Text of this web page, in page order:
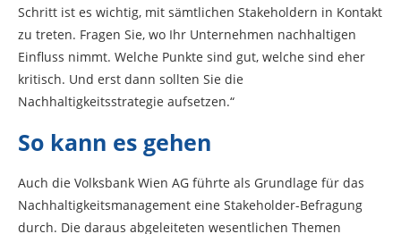
Schritt ist es wichtig, mit sämtlichen Stakeholdern in Kontakt
zu treten. Fragen Sie, wo Ihr Unternehmen nachhaltigen
Einfluss nimmt. Welche Punkte sind gut, welche sind eher
kritisch. Und erst dann sollten Sie die
Nachhaltigkeitsstrategie aufsetzen.“
So kann es gehen
Auch die Volksbank Wien AG führte als Grundlage für das
Nachhaltigkeitsmanagement eine Stakeholder-Befragung
durch. Die daraus abgeleiteten wesentlichen Themen